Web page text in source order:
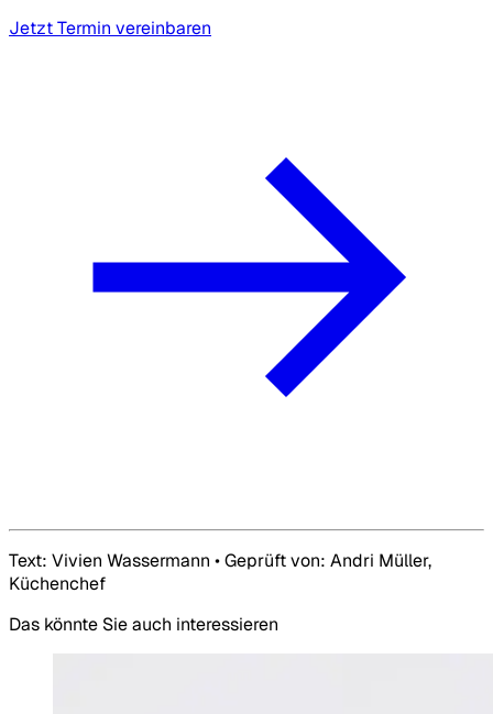
Jetzt Termin vereinbaren
Text: Vivien Wassermann • Geprüft von: Andri Müller,
Küchenchef
Das könnte Sie auch interessieren